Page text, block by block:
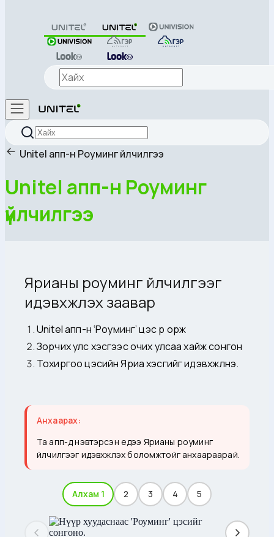
Unitel апп-н Роуминг үйлчилгээ
Unitel апп-н Роуминг
үйлчилгээ
Ярианы роуминг үйлчилгээг
идэвхжүүлэх заавар
Unitel апп-н ‘Роуминг’ цэс рүү орж
Зорчих улс хэсгээс очих улсаа хайж сонгон
Тохиргоо цэсийн Яриа хэсгийг идэвхжүүлнэ.
Анхаарах:
Та апп-д нэвтэрсэн үедээ Ярианы роуминг
үйлчилгээг идэвхжүүлэх боломжтойг анхаараарай.
Алхам 1 2 3 4 5